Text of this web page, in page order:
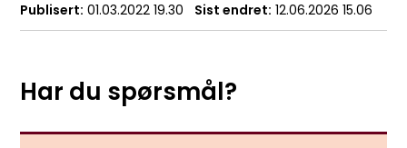
Publisert 01.03.2022 19.30 Sist endret 12.06.2026 15.06
Har du spørsmål?